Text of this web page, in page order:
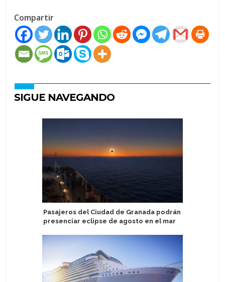
Compartir
SIGUE NAVEGANDO
Pasajeros del Ciudad de Granada podrán
presenciar eclipse de agosto en el mar